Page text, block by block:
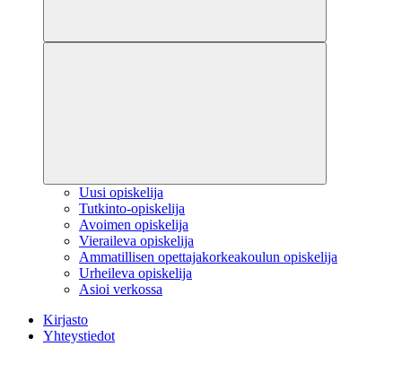
Uusi opiskelija
Tutkinto-opiskelija
Avoimen opiskelija
Vieraileva opiskelija
Ammatillisen opettajakorkeakoulun opiskelija
Urheileva opiskelija
Asioi verkossa
Kirjasto
Yhteystiedot